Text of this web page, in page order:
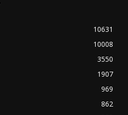
10631
10008
3550
1907
969
862